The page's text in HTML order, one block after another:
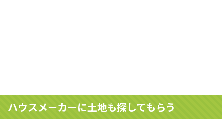
ハウスメーカーに土地も探してもらう